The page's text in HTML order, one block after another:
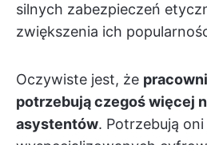
silnych zabezpieczeń
zwiększenia ich
Oczywiste jest, że
potrzebują czegoś więcej
asystentów. Potrzebują oni